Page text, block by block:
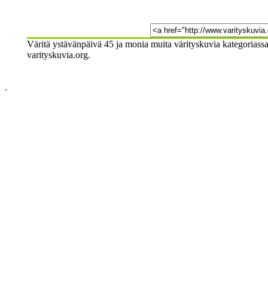
Väritä ystävänpäivä 45 ja monia muita värityskuvia
varityskuvia.org.
.